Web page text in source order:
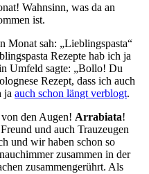
Wahnsinn, was da an
ist.
Monat sah: „Lieblingspasta“
Rezepte hab ich ja
Umfeld sagte: „Bollo! Du
Rezept, dass ich auch
ja auch schon längt verblogt.
den Augen! Arrabiata!
und auch Trauzeugen
und wir haben schon so
zusammen in der
zusammengerührt. Als